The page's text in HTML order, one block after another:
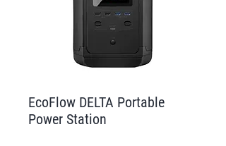
EcoFlow DELTA Portable
Power Station